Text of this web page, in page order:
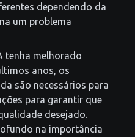
dependendo da
um problema
tenha melhorado
anos, os
são necessários para
para garantir que
desejado.
na importância